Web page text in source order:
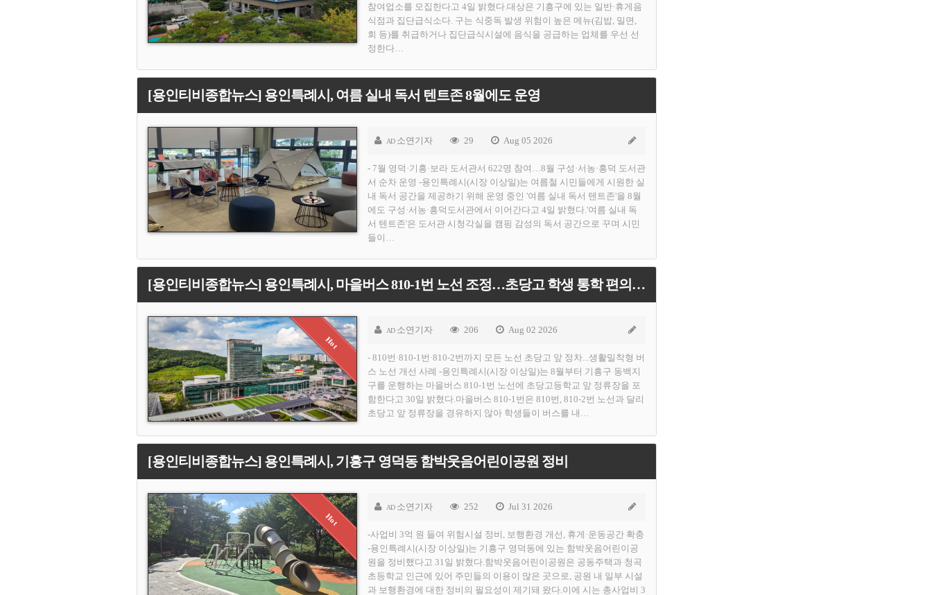
참여업소를 모집한다고 4일 밝혔다.대상은 기흥구에 있는 일반·휴게음
식점과 집단급식소다. 구는 식중독 발생 위험이 높은 메뉴(김밥, 밀면,
회 등)를 취급하거나 집단급식시설에 음식을 공급하는 업체를 우선 선
정한다…
[용인티비종합뉴스] 용인특례시, 여름 실내 독서 텐트존 8월에도 운영
AD 소연기자 29 Aug 05 2026
- 7월 영덕·기흥·보라 도서관서 622명 참여…8월 구성·서농·흥덕 도서관
서 순차 운영 -용인특례시(시장 이상일)는 여름철 시민들에게 시원한 실
내 독서 공간을 제공하기 위해 운영 중인 '여름 실내 독서 텐트존'을 8월
에도 구성·서농·흥덕도서관에서 이어간다고 4일 밝혔다.'여름 실내 독
서 텐트존'은 도서관 시청각실을 캠핑 감성의 독서 공간으로 꾸며 시민
들이…
[용인티비종합뉴스] 용인특례시, 마을버스 810-1번 노선 조정…초당고 학생 통학 편의 개선
AD 소연기자 206 Aug 02 2026
- 810번·810-1번·810-2번까지 모든 노선 초당고 앞 정차...생활밀착형 버
스 노선 개선 사례 -용인특례시(시장 이상일)는 8월부터 기흥구 동백지
구를 운행하는 마을버스 810-1번 노선에 초당고등학교 앞 정류장을 포
함한다고 30일 밝혔다.마을버스 810-1번은 810번, 810-2번 노선과 달리
초당고 앞 정류장을 경유하지 않아 학생들이 버스를 내…
[용인티비종합뉴스] 용인특례시, 기흥구 영덕동 함박웃음어린이공원 정비
AD 소연기자 252 Jul 31 2026
-사업비 3억 원 들여 위험시설 정비, 보행환경 개선, 휴게·운동공간 확충
-용인특례시(시장 이상일)는 기흥구 영덕동에 있는 함박웃음어린이공
원을 정비했다고 31일 밝혔다.함박웃음어린이공원은 공동주택과 청곡
초등학교 인근에 있어 주민들의 이용이 많은 곳으로, 공원 내 일부 시설
과 보행환경에 대한 정비의 필요성이 제기돼 왔다.이에 시는 총사업비 3